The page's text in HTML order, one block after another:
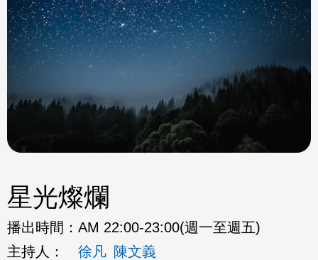
星光燦爛
播出時間： AM 22:00-23:00(週一至週五)
主持人：
徐凡 陳文義